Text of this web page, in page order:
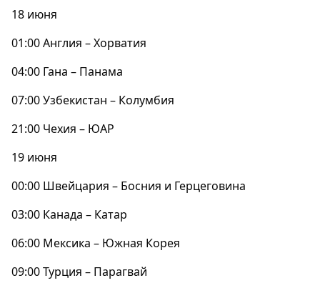
18 июня
01:00 Англия – Хорватия
04:00 Гана – Панама
07:00 Узбекистан – Колумбия
21:00 Чехия – ЮАР
19 июня
00:00 Швейцария – Босния и Герцеговина
03:00 Канада – Катар
06:00 Мексика – Южная Корея
09:00 Турция – Парагвай